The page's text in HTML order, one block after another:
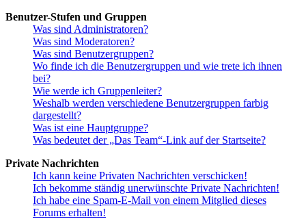
Benutzer-Stufen und Gruppen
Was sind Administratoren?
Was sind Moderatoren?
Was sind Benutzergruppen?
Wo finde ich die Benutzergruppen und wie trete ich ihnen
bei?
Wie werde ich Gruppenleiter?
Weshalb werden verschiedene Benutzergruppen farbig
dargestellt?
Was ist eine Hauptgruppe?
Was bedeutet der „Das Team“-Link auf der Startseite?
Private Nachrichten
Ich kann keine Privaten Nachrichten verschicken!
Ich bekomme ständig unerwünschte Private Nachrichten!
Ich habe eine Spam-E-Mail von einem Mitglied dieses
Forums erhalten!